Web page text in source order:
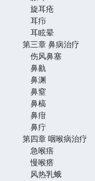
旋耳疮
耳疖
耳眩晕
第三章 鼻病治疗
伤风鼻塞
鼻鼽
鼻渊
鼻窒
鼻槁
鼻疳
鼻疔
第四章 咽喉病治疗
急喉痦
慢喉瘩
风热乳蛾